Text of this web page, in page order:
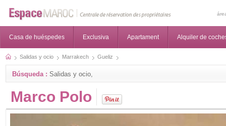
Casa de huéspedes Exclusiva Apartament Alquiler de
Salidas y ocio Marrakech Gueliz
Búsqueda : Salidas y ocio,
Marco Polo